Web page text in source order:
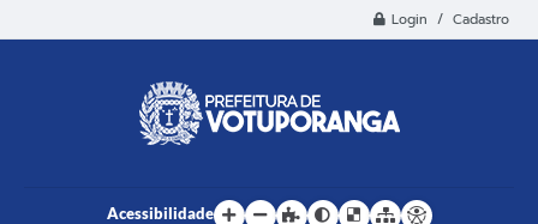
Login / Cadastro
Acessibilidade